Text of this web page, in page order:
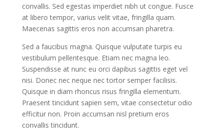
convallis. Sed egestas imperdiet nibh ut congue. Fusce
at libero tempor, varius velit vitae, fringilla quam.
Maecenas sagittis eros non accumsan pharetra.
Sed a faucibus magna. Quisque vulputate turpis eu
vestibulum pellentesque. Etiam nec magna leo.
Suspendisse at nunc eu orci dapibus sagittis eget vel
nisi. Donec nec neque nec tortor semper facilisis.
Quisque in diam rhoncus risus fringilla elementum.
Praesent tincidunt sapien sem, vitae consectetur odio
efficitur non. Proin accumsan nisl pretium eros
convallis tincidunt.